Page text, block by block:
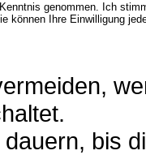
genommen. Ich
können Ihre Einwilligung
bis